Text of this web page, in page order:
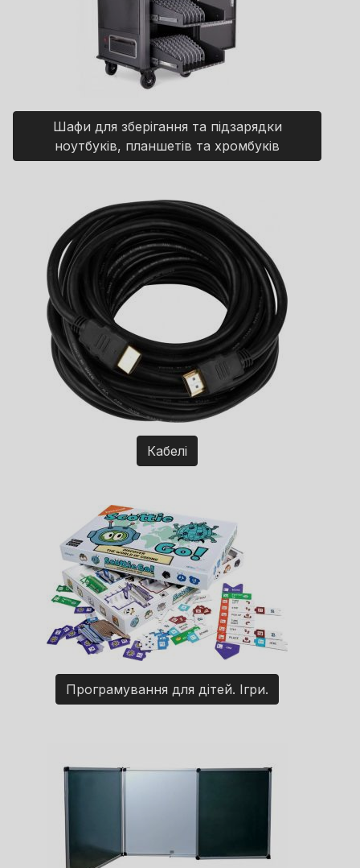
Шафи для зберігання та підзарядки
ноутбуків, планшетів та хромбуків
Кабелі
Програмування для дітей. Ігри.